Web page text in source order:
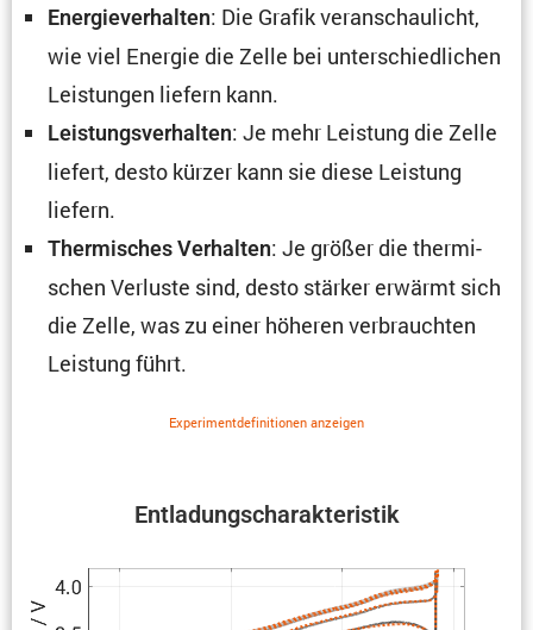
Entla­dungs­cha­rak­te­ristik
Energie­ver­halten: Die Grafik veran­schau­licht,
wie viel Energie die Zelle bei unter­schied­li­chen
Leistungen liefern kann.
Leistungs­ver­halten: Je mehr Leistung die Zelle
liefert, desto kürzer kann sie diese Leistung
liefern.
Thermi­sches Verhalten: Je größer die thermi­
schen Verluste sind, desto stärker erwärmt sich
die Zelle, was zu einer höheren verbrauchten
Leistung führt.
Experi­ment­de­fi­ni­tionen anzeigen